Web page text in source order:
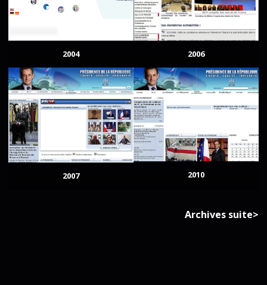
2004 2006
2007 2010
Archives suite>